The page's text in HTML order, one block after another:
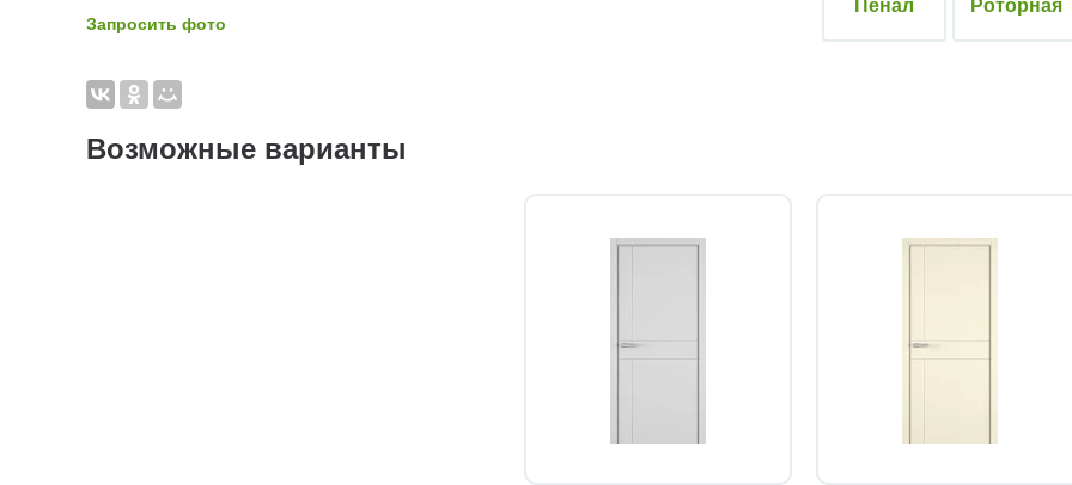
Запросить фото
Пенал Роторная
Возможные варианты